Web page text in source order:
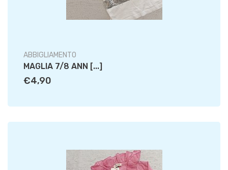
ABBIGLIAMENTO
MAGLIA 7/8 ANN [...]
€4,90